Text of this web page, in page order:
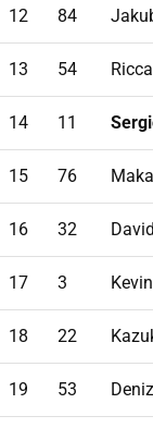
12 84
13 54
14 11
15 76
16 32
17 3
18 22
19 53